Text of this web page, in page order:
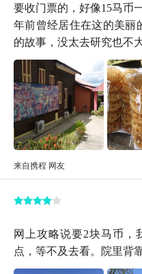
要收门票的，好像15马币
年前曾经居住在这的美丽
的故事，没太去研究也不
来自携程 网友
网上攻略说要2块马币，
点，等不及去看。院里背